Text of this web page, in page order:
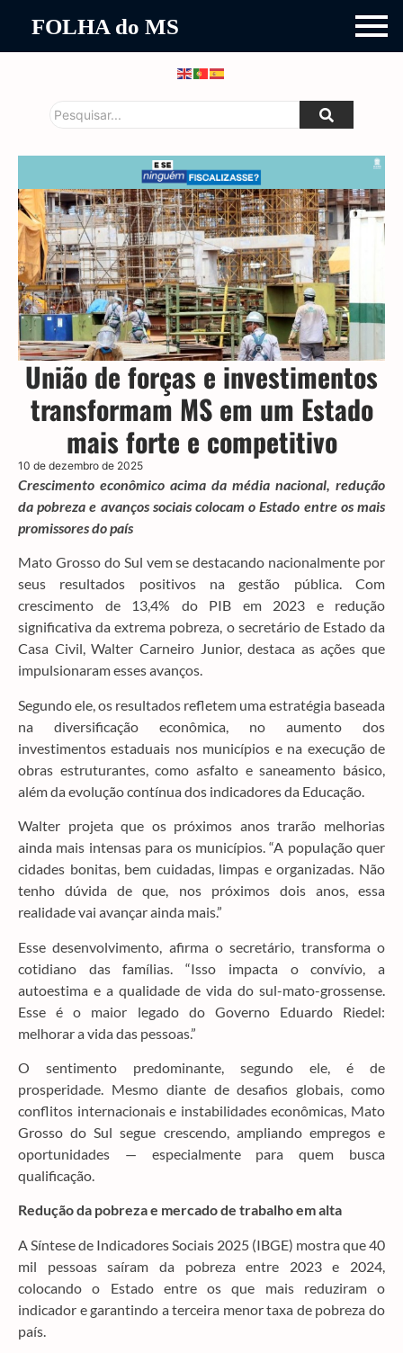
FOLHA do MS
União de forças e investimentos
transformam MS em um Estado
mais forte e competitivo
10 de dezembro de 2025
Crescimento econômico acima da média nacional, redução
da pobreza e avanços sociais colocam o Estado entre os mais
promissores do país
Mato Grosso do Sul vem se destacando nacionalmente por
seus resultados positivos na gestão pública. Com
crescimento de 13,4% do PIB em 2023 e redução
significativa da extrema pobreza, o secretário de Estado da
Casa Civil, Walter Carneiro Junior, destaca as ações que
impulsionaram esses avanços.
Segundo ele, os resultados refletem uma estratégia baseada
na diversificação econômica, no aumento dos
investimentos estaduais nos municípios e na execução de
obras estruturantes, como asfalto e saneamento básico,
além da evolução contínua dos indicadores da Educação.
Walter projeta que os próximos anos trarão melhorias
ainda mais intensas para os municípios. “A população quer
cidades bonitas, bem cuidadas, limpas e organizadas. Não
tenho dúvida de que, nos próximos dois anos, essa
realidade vai avançar ainda mais.”
Esse desenvolvimento, afirma o secretário, transforma o
cotidiano das famílias. “Isso impacta o convívio, a
autoestima e a qualidade de vida do sul-mato-grossense.
Esse é o maior legado do Governo Eduardo Riedel:
melhorar a vida das pessoas.”
O sentimento predominante, segundo ele, é de
prosperidade. Mesmo diante de desafios globais, como
conflitos internacionais e instabilidades econômicas, Mato
Grosso do Sul segue crescendo, ampliando empregos e
oportunidades — especialmente para quem busca
qualificação.
Redução da pobreza e mercado de trabalho em alta
A Síntese de Indicadores Sociais 2025 (IBGE) mostra que 40
mil pessoas saíram da pobreza entre 2023 e 2024,
colocando o Estado entre os que mais reduziram o
indicador e garantindo a terceira menor taxa de pobreza do
país.